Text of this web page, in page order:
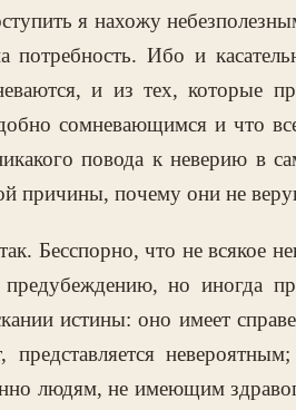
я нахожу
потребность. Ибо и
и из тех, которые
сомневающимся и что
повода к неверию в
причины, почему они не
Бесспорно, что не всякое
но иногда
истины: оно имеет
представляется
людям, не имеющим